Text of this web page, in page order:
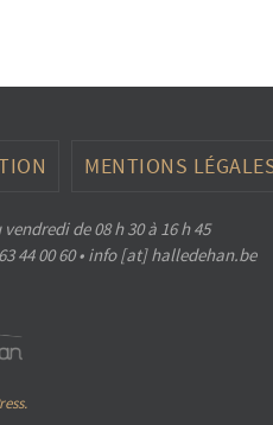
MENTIONS
de 08 h 30 à 16 h 45
44 00 60 • info [at] halledehan.be